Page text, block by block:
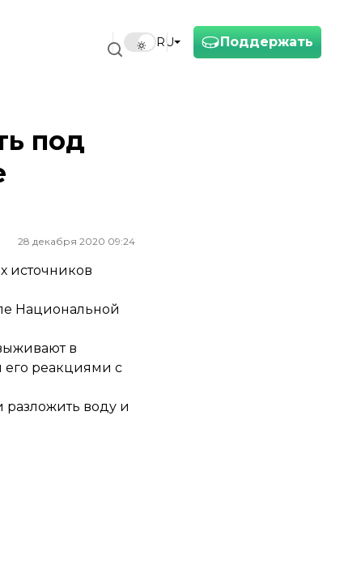
Поддержать
RU
под
28 декабря 2020 09:24
источников
Национальной
в
его реакциями с
разложить воду и